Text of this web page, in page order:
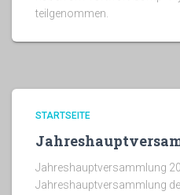
teilgenommen.
STARTSEITE
Jahreshauptversammlung
Jahreshauptversammlung